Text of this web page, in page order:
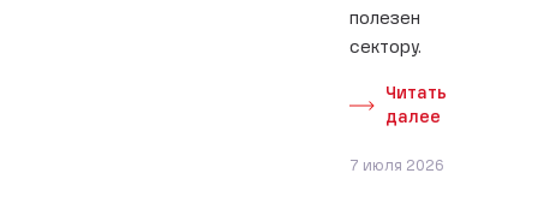
полезен
сектору.
Читать
далее
7 июля 2026